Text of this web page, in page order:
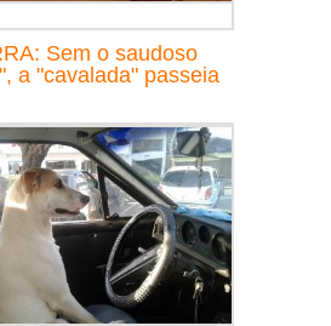
Sem o saudoso
a "cavalada" passeia